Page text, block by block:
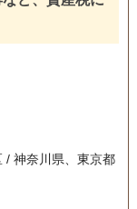
やすさ、実力、
スを効率的に運
ーに、「信頼
にしています。
ジネスにとって
献することを使
生前贈与（不動産名
/ 神奈川県、東京都